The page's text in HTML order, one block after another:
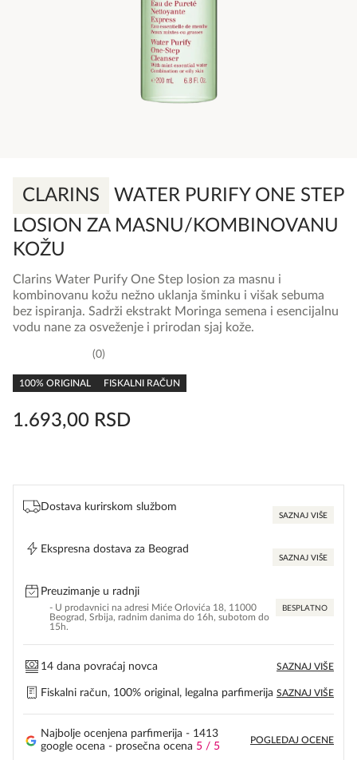
CLARINS
WATER PURIFY ONE STEP
LOSION ZA MASNU/KOMBINOVANU
KOŽU
rating
0
100% ORIGINAL FISKALNI RAČUN
1.693,00 RSD
Clarins Water Purify One Step losion za masnu i
kombinovanu kožu nežno uklanja šminku i višak sebuma
bez ispiranja. Sadrži ekstrakt Moringa semena i esencijalnu
vodu nane za osveženje i prirodan sjaj kože.
Dostava kurirskom službom
SAZNAJ VIŠE
Ekspresna dostava za Beograd
SAZNAJ VIŠE
Preuzimanje u radnji
- U prodavnici na adresi Miće Orlovića 18, 11000
Beograd, Srbija, radnim danima do 16h, subotom do
15h.
BESPLATNO
14 dana povraćaj novca SAZNAJ VIŠE
Fiskalni račun, 100% original, legalna parfimerija SAZNAJ VIŠE
Najbolje ocenjena parfimerija - 1413
google ocena - prosečna ocena 5 / 5
POGLEDAJ OCENE